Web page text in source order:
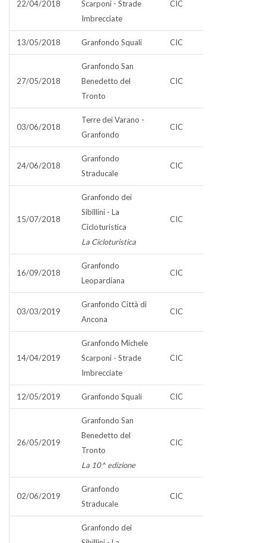
22/04/2018
Scarponi - Strade
Imbrecciate
CIC
13/05/2018 Granfondo Squali CIC
27/05/2018
Granfondo San
Benedetto del
Tronto
CIC
03/06/2018
Terre dei Varano -
Granfondo
CIC
24/06/2018
Granfondo
Straducale
CIC
15/07/2018
Granfondo dei
Sibillini - La
Cicloturistica
La Cicloturistica
CIC
16/09/2018
Granfondo
Leopardiana
CIC
03/03/2019
Granfondo Città di
Ancona
CIC
14/04/2019
Granfondo Michele
Scarponi - Strade
Imbrecciate
CIC
12/05/2019 Granfondo Squali CIC
26/05/2019
Granfondo San
Benedetto del
Tronto
La 10^ edizione
CIC
02/06/2019
Granfondo
Straducale
CIC
Granfondo dei